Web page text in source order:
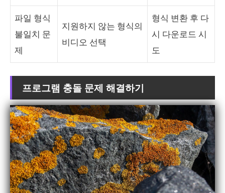
파일 형식
불일치 문
제
지원하지 않는 형식의
비디오 선택
형식 변환 후 다
시 다운로드 시
도
프로그램 충돌 문제 해결하기